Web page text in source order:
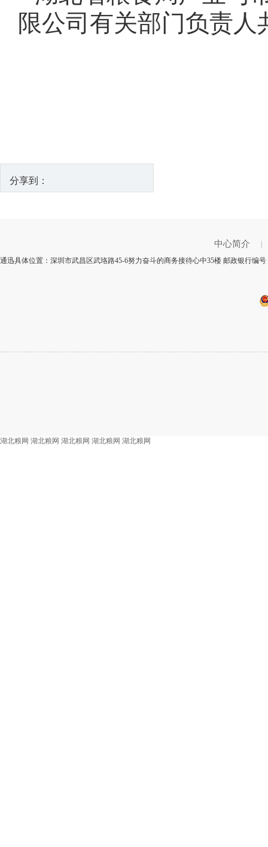
限公司有关部门负责
分享到：
中心简介
通迅具体位置：深圳市武昌区武珞路45-6努力奋斗的商务接待心中35楼 邮政银行编
湖北粮网 湖北粮网 湖北粮网 湖北粮网 湖北粮网